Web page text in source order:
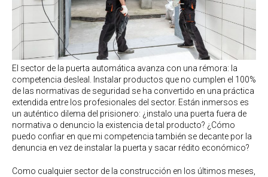
El sector de la puerta automática avanza con una rémora: la
competencia desleal. Instalar productos que no cumplen el 100%
de las normativas de seguridad se ha convertido en una práctica
extendida entre los profesionales del sector. Están inmersos es
un auténtico dilema del prisionero: ¿instalo una puerta fuera de
normativa o denuncio la existencia de tal producto? ¿Cómo
puedo confiar en que mi competencia también se decante por la
denuncia en vez de instalar la puerta y sacar rédito económico?
Como cualquier sector de la construcción en los últimos meses,